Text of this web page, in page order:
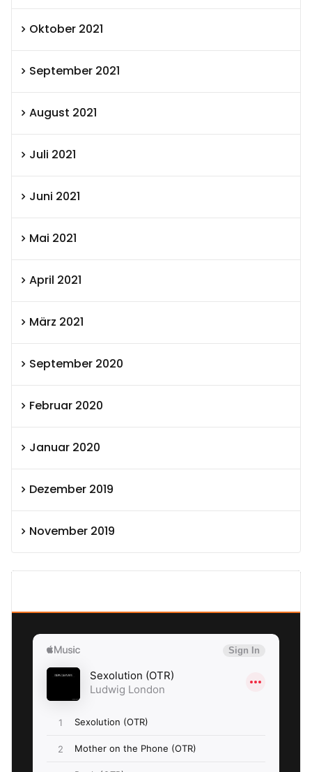
Oktober 2021
September 2021
August 2021
Juli 2021
Juni 2021
Mai 2021
April 2021
März 2021
September 2020
Februar 2020
Januar 2020
Dezember 2019
November 2019